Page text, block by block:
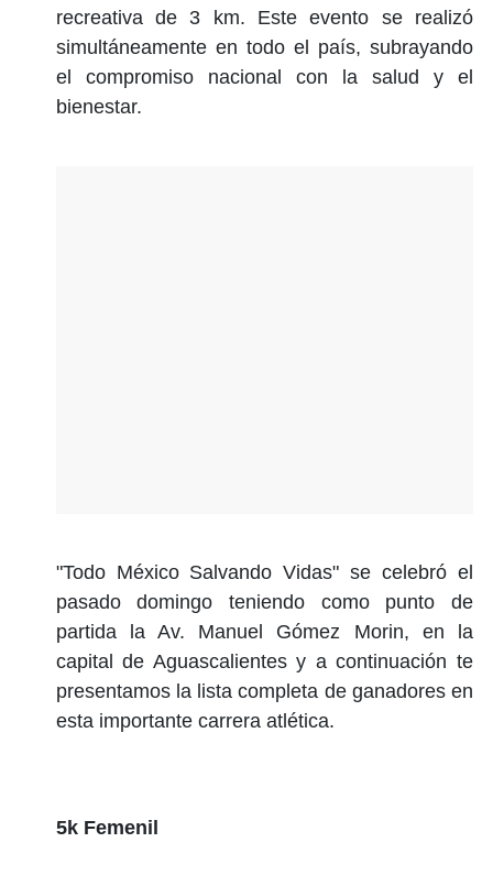
recreativa de 3 km. Este evento se realizó
simultáneamente en todo el país, subrayando
el compromiso nacional con la salud y el
bienestar.
"Todo México Salvando Vidas" se celebró el
pasado domingo teniendo como punto de
partida la Av. Manuel Gómez Morin, en la
capital de Aguascalientes y a continuación te
presentamos la lista completa de ganadores en
esta importante carrera atlética.
5k Femenil